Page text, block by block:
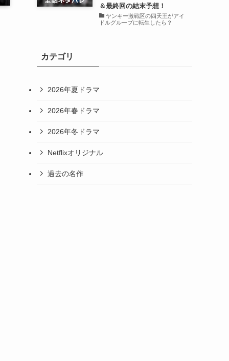
＆最終回の結末予想！
ヤンキー激戦区の四天王がアイ
ドルグループに転生したら？
カテゴリ
2026年夏ドラマ
2026年春ドラマ
2026年冬ドラマ
Netflixオリジナル
過去の名作